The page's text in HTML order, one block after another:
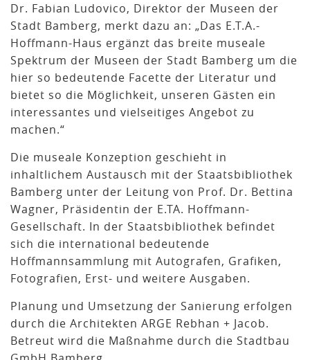
Dr. Fabian Ludovico, Direktor der Museen der
Stadt Bamberg, merkt dazu an: „Das E.T.A.-
Hoffmann-Haus ergänzt das breite museale
Spektrum der Museen der Stadt Bamberg um die
hier so bedeutende Facette der Literatur und
bietet so die Möglichkeit, unseren Gästen ein
interessantes und vielseitiges Angebot zu
machen.“
Die museale Konzeption geschieht in
inhaltlichem Austausch mit der Staatsbibliothek
Bamberg unter der Leitung von Prof. Dr. Bettina
Wagner, Präsidentin der E.TA. Hoffmann-
Gesellschaft. In der Staatsbibliothek befindet
sich die international bedeutende
Hoffmannsammlung mit Autografen, Grafiken,
Fotografien, Erst- und weitere Ausgaben.
Planung und Umsetzung der Sanierung erfolgen
durch die Architekten ARGE Rebhan + Jacob.
Betreut wird die Maßnahme durch die Stadtbau